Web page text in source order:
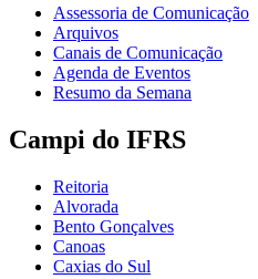
Assessoria de Comunicação
Arquivos
Canais de Comunicação
Agenda de Eventos
Resumo da Semana
Campi do IFRS
Reitoria
Alvorada
Bento Gonçalves
Canoas
Caxias do Sul